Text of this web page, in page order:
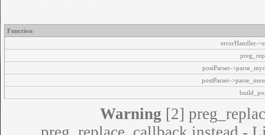
Function
errorHandler-
postParser-
postParser-
Warning [2]